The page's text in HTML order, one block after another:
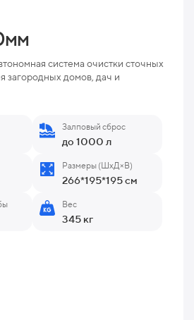
система очистки сточных
загородных домов, дач и
Залповый сброс
до 1000 л
Размеры (ШхД×В)
266*195*195 см
Вес
345 кг